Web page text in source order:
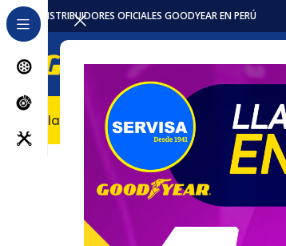
DISTRIBUIDORES OFICIALES GOODYEAR EN PERÚ
Llantas Accesorios / Repuestos Servicios
Baterias Intensivas